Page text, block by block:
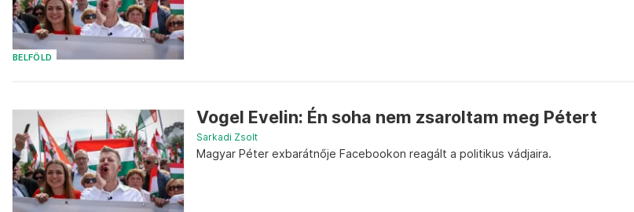
BELFÖLD
Vogel Evelin: Én soha nem zsaroltam meg Pétert
Sarkadi Zsolt
Magyar Péter exbarátnője Facebookon reagált a politikus vádjaira.